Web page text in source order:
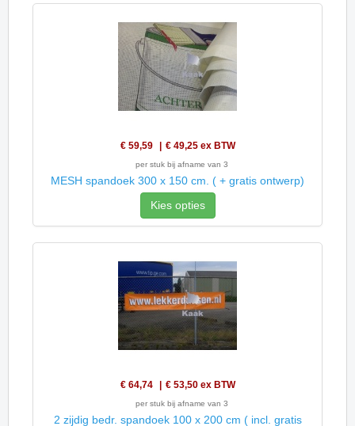
€ 59,59 € 49,25 ex BTW
per stuk bij afname van 3
MESH spandoek 300 x 150 cm. ( + gratis ontwerp)
Kies opties
€ 64,74 € 53,50 ex BTW
per stuk bij afname van 3
2 zijdig bedr. spandoek 100 x 200 cm ( incl. gratis